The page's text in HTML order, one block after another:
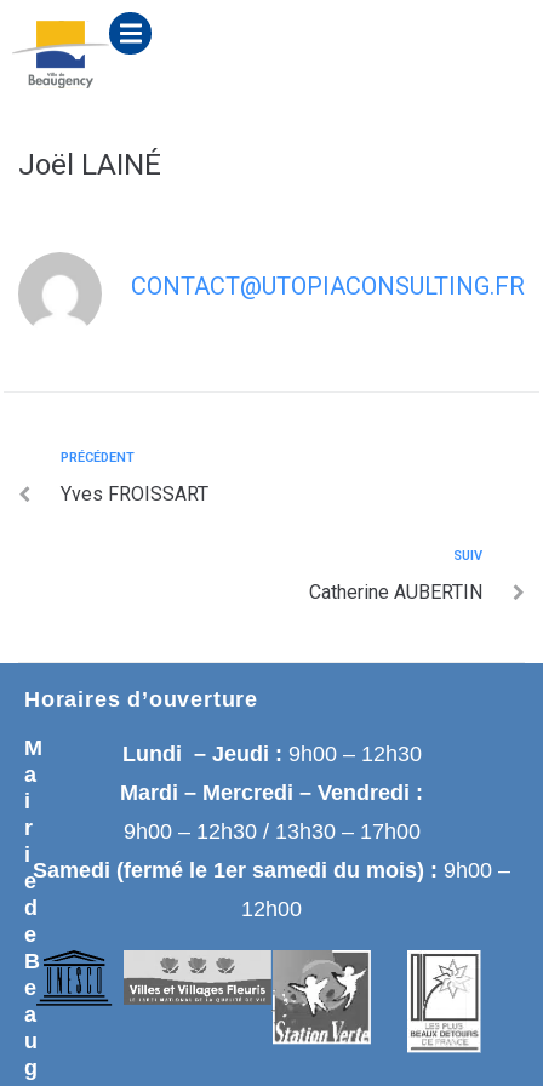
principal
Joël LAINÉ
CONTACT@UTOPIACONSULTING.FR
PRÉCÉDENT
Yves FROISSART
SUIV
Catherine AUBERTIN
M
a
i
r
i
e
d
e
B
e
a
u
g
Horaires d’ouverture
Lundi – Jeudi : 9h00 – 12h30
Mardi – Mercredi – Vendredi :
9h00 – 12h30 / 13h30 – 17h00
Samedi (fermé le 1er samedi du mois) : 9h00 –
12h00